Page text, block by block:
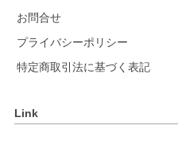
お問合せ
プライバシーポリシー
特定商取引法に基づく表記
Link